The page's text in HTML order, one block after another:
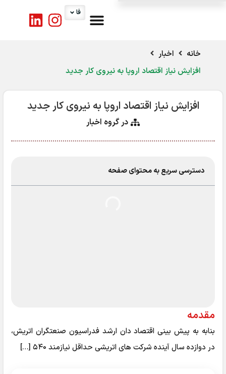
فا
خانه
اخبار
افزایش نیاز اقتصاد اروپا به نیروی کار جدید
افزایش نیاز اقتصاد اروپا به نیروی کار جدید
در گروه اخبار
دسترسی سریع به محتوای صفحه
مقدمه
بنابه به پیش بینی اقتصاد دان ارشد فدراسیون صنعتگران اتریش،
در دوازده سال آینده شرکت های اتریشی حداقل نیازمند ۵۴۰ […]